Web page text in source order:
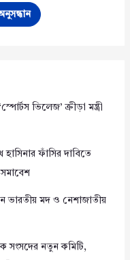
ভিলেজ’ ক্রীড়া মন্ত্রী
ফাঁসির দাবিতে
ভারতীয় মদ ও নেশাজাতীয়
সংসদের নতুন কমিটি,